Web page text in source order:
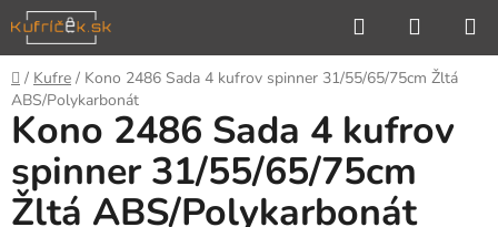
Prejsť
na
obsah
Hľadať
KOŠÍK
Domov
/ Kufre / Kono 2486 Sada 4 kufrov spinner 31/55/65/75cm Žltá
ABS/Polykarbonát
Kono 2486 Sada 4 kufrov
spinner 31/55/65/75cm
Žltá ABS/Polykarbonát